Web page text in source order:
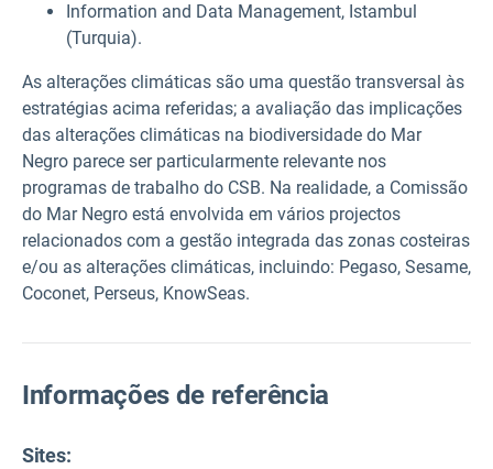
Information and Data Management, Istambul
(Turquia).
As alterações climáticas são uma questão transversal às
estratégias acima referidas; a avaliação das implicações
das alterações climáticas na biodiversidade do Mar
Negro parece ser particularmente relevante nos
programas de trabalho do CSB. Na realidade, a Comissão
do Mar Negro está envolvida em vários projectos
relacionados com a gestão integrada das zonas costeiras
e/ou as alterações climáticas, incluindo: Pegaso, Sesame,
Coconet, Perseus, KnowSeas.
Informações de referência
Sites: